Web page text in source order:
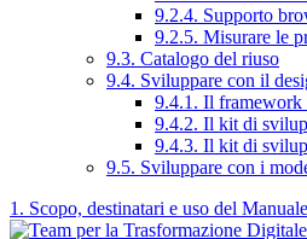
9.2.4. Supporto
9.2.5. Misurare le
9.3. Catalogo del riuso
9.4. Sviluppare con il
9.4.1. Il framework
9.4.2. Il kit di
9.4.3. Il kit di
9.5. Sviluppare con i
1. Scopo, destinatari e uso del